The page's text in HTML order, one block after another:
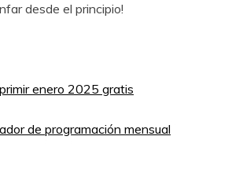
desde el principio!
enero 2025 gratis
de programación mensual